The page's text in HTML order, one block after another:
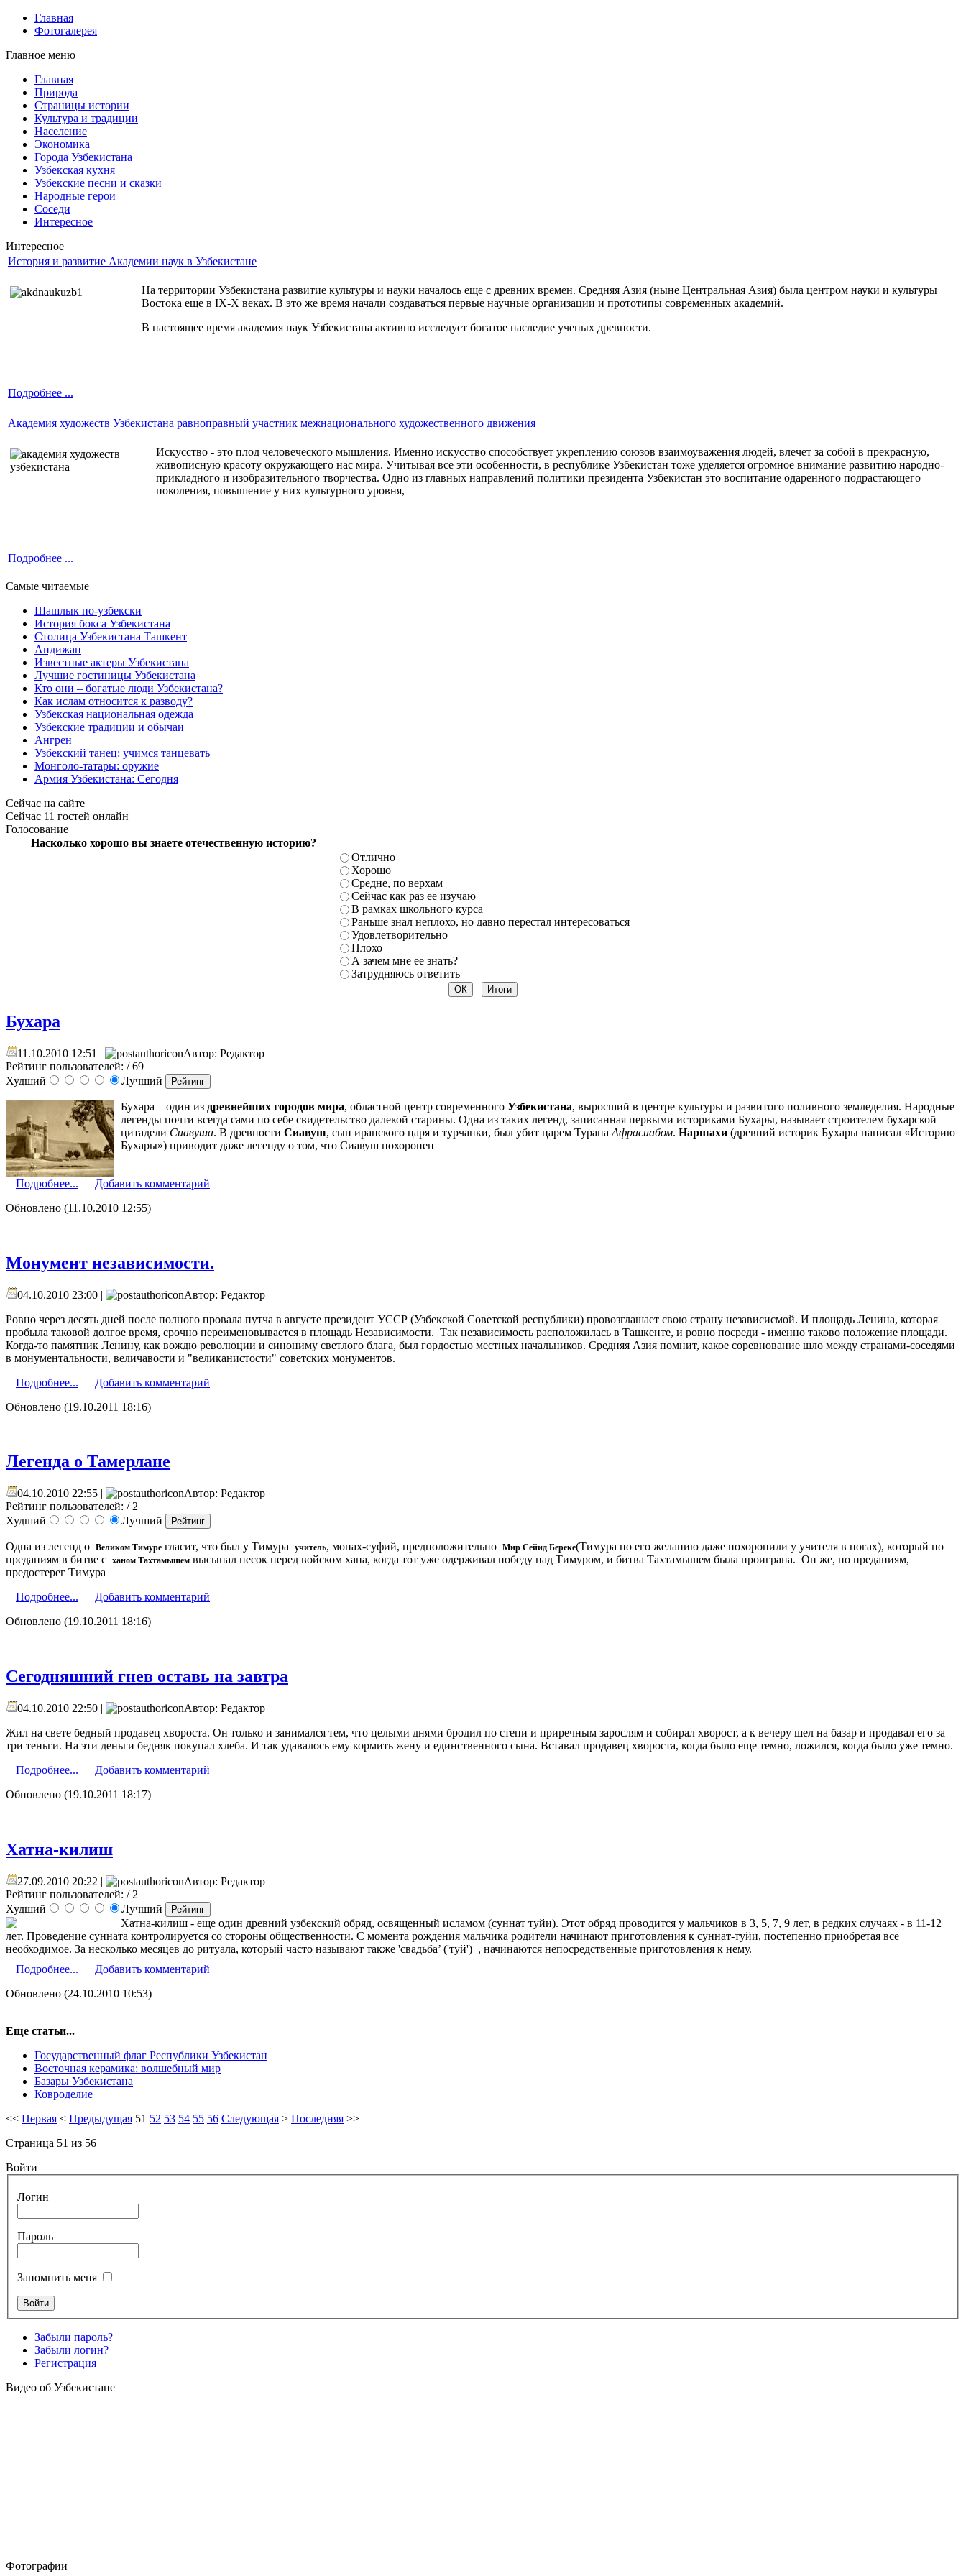
Главная
Фотогалерея
Главное меню
Главная
Природа
Страницы истории
Культура и традиции
Население
Экономика
Города Узбекистана
Узбекская кухня
Узбекские песни и сказки
Народные герои
Соседи
Интересное
Интересное
История и развитие Академии наук в Узбекистане
На территории Узбекистана развитие культуры и науки началось еще с древних времен. Средняя Азия (ныне Центральная Азия) была центром науки и культуры
Востока еще в IX-X веках. В это же время начали создаваться первые научные организации и прототипы современных академий.
В настоящее время академия наук Узбекистана активно исследует богатое наследие ученых древности.
Подробнее ...
Академия художеств Узбекистана равноправный участник межнационального художественного движения
Искусство - это плод человеческого мышления. Именно искусство способствует укреплению союзов взаимоуважения людей, влечет за собой в прекрасную,
живописную красоту окружающего нас мира. Учитывая все эти особенности, в республике Узбекистан тоже уделяется огромное внимание развитию народно-
прикладного и изобразительного творчества. Одно из главных направлений политики президента Узбекистан это воспитание одаренного подрастающего
поколения, повышение у них культурного уровня,
Подробнее ...
Самые читаемые
Шашлык по-узбекски
История бокса Узбекистана
Столица Узбекистана Ташкент
Андижан
Известные актеры Узбекистана
Лучшие гостиницы Узбекистана
Кто они – богатые люди Узбекистана?
Как ислам относится к разводу?
Узбекская национальная одежда
Узбекские традиции и обычаи
Ангрен
Узбекский танец: учимся танцевать
Монголо-татары: оружие
Армия Узбекистана: Сегодня
Сейчас на сайте
Сейчас 11 гостей онлайн
Голосование
Насколько хорошо вы знаете отечественную историю?
Отлично
Хорошо
Средне, по верхам
Сейчас как раз ее изучаю
В рамках школьного курса
Раньше знал неплохо, но давно перестал интересоваться
Удовлетворительно
Плохо
А зачем мне ее знать?
Затрудняюсь ответить
Бухара
11.10.2010 12:51 |
Автор: Редактор
Рейтинг пользователей: / 69
Худший
Лучший
Бухара – один из древнейших городов мира, областной центр современного Узбекистана, выросший в центре культуры и развитого поливного земледелия. Народные
легенды почти всегда сами по себе свидетельство далекой старины. Одна из таких легенд, записанная первыми историками Бухары, называет строителем бухарской
цитадели Сиавуша. В древности Сиавуш, сын иранского царя и турчанки, был убит царем Турана Афрасиабом. Наршахи (древний историк Бухары написал «Историю
Бухары») приводит даже легенду о том, что Сиавуш похоронен
Подробнее...
Добавить комментарий
Обновлено (11.10.2010 12:55)
Монумент независимости.
04.10.2010 23:00 |
Автор: Редактор
Ровно через десять дней после полного провала путча в августе президент УССР (Узбекской Советской республики) провозглашает свою страну независисмой. И площадь Ленина, которая
пробыла таковой долгое время, срочно переименовывается в площадь Независимости. Так независимость расположилась в Ташкенте, и ровно посреди - именно таково положение площади.
Когда-то памятник Ленину, как вождю революции и синониму светлого блага, был гордостью местных начальников. Средняя Азия помнит, какое соревнование шло между странами-соседями
в монументальности, величавости и "великанистости" советских монументов.
Подробнее...
Добавить комментарий
Обновлено (19.10.2011 18:16)
Легенда о Тамерлане
04.10.2010 22:55 |
Автор: Редактор
Рейтинг пользователей: / 2
Худший
Лучший
Одна из легенд о Великом Тимуре гласит, что был у Тимура учитель, монах-суфий, предположительно Мир Сейид Береке(Тимура по его желанию даже похоронили у учителя в ногах), который по
преданиям в битве с ханом Тахтамышем высыпал песок перед войском хана, когда тот уже одерживал победу над Тимуром, и битва Тахтамышем была проиграна. Он же, по преданиям,
предостерег Тимура
Подробнее...
Добавить комментарий
Обновлено (19.10.2011 18:16)
Сегодняшний гнев оставь на завтра
04.10.2010 22:50 |
Автор: Редактор
Жил на свете бедный продавец хвороста. Он только и занимался тем, что целыми днями бродил по степи и приречным зарослям и собирал хворост, а к вечеру шел на базар и продавал его за
три теньги. На эти деньги бедняк покупал хлеба. И так удавалось ему кормить жену и единственного сына. Вставал продавец хвороста, когда было еще темно, ложился, когда было уже темно.
Подробнее...
Добавить комментарий
Обновлено (19.10.2011 18:17)
Хатна-килиш
27.09.2010 20:22 |
Автор: Редактор
Рейтинг пользователей: / 2
Худший
Лучший
Хатна-килиш - еще один древний узбекский обряд, освященный исламом (суннат туйи). Этот обряд проводится у мальчиков в 3, 5, 7, 9 лет, в редких случаях - в 11-12
лет. Проведение сунната контролируется со стороны общественности. С момента рождения мальчика родители начинают приготовления к суннат-туйи, постепенно приобретая все
необходимое. За несколько месяцев до ритуала, который часто называют также 'свадьба’ ('туй') , начинаются непосредственные приготовления к нему.
Подробнее...
Добавить комментарий
Обновлено (24.10.2010 10:53)
Еще статьи...
Государственный флаг Республики Узбекистан
Восточная керамика: волшебный мир
Базары Узбекистана
Ковроделие
<< Первая < Предыдущая 51 52 53 54 55 56 Следующая > Последняя >>
Страница 51 из 56
Войти
Логин
Пароль
Запомнить меня
Забыли пароль?
Забыли логин?
Регистрация
Видео об Узбекистане
Фотографии